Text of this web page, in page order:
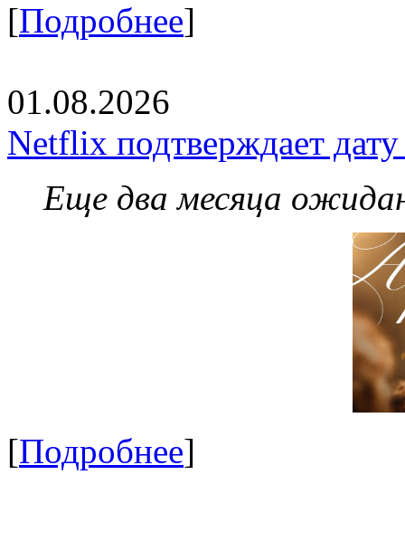
[Подробнее]
01.08.2026
Netflix подтверждает
Еще два месяца
[Подробнее]